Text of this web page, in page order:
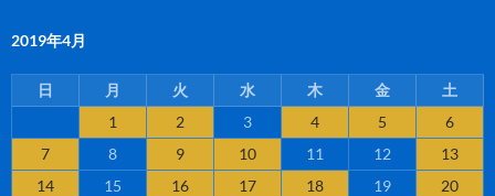
2019年4月
日 月 火 水 木 金
土
1
2 3 4 5
6
7
8 9 10 11 12
13
14
15 16 17 18 19
20